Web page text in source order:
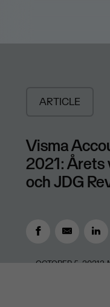
ARTICLE
Visma
2021: Årets
och JDG
OCTOBER 5, 20212